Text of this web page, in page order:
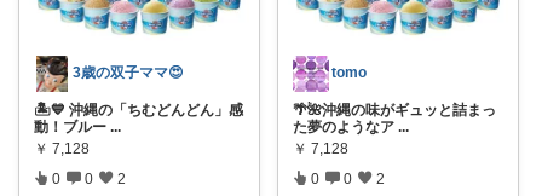
3歳の双子ママ😍
🏝️💙 沖縄の「ちむどんどん」感
動！ブルー ...
￥ 7,128
0 0 2
tomo
🌴🌺沖縄の味がギュッと詰まっ
た夢のようなア ...
￥ 7,128
0 0 2